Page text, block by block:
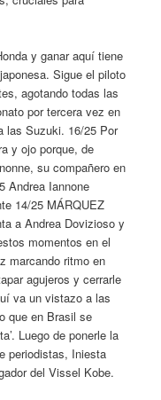
y ganar aquí tiene
Sigue el piloto
agotando todas las
por tercera vez en
las Suzuki. 16/25 Por
y ojo porque, de
su compañero en
Andrea Iannone
14/25 MÁRQUEZ
a Andrea Dovizioso y
momentos en el
marcando ritmo en
agujeros y cerrarle
va un vistazo a las
que en Brasil se
Luego de ponerle la
periodistas, Iniesta
del Vissel Kobe.